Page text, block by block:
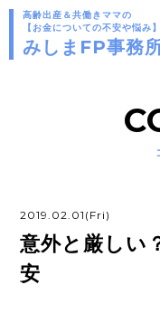
高齢出産＆共働きママの
【お金についての不安や悩み
みしまFP事務
2019.02.01(Fri)
意外と厳しい
安